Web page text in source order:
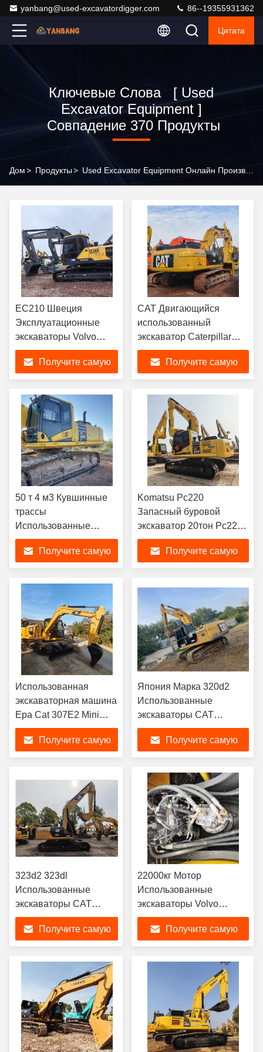
yanbang@used-excavatordigger.com 86--19355931362
Цитата
Ключевые Слова [ Used
Excavator Equipment ]
Совпадение 370 Продукты
Дом> Продукты>
EC210 Швеция
Эксплуатационные
экскаваторы Volvo
Среднее
использование
экскаваторного
оборудования 21тонна
Получите самую
CAT Двигающийся
использованный
экскаватор Caterpillar
330D2L Цилиндровый
кавальщикПолучите самую
50 т 4 м3 Кувшинные
трассы
Использованные
экскаваторы Komatsu
Тяжелое
использование
оборудования для
Получите самую
Komatsu Pc220
Запасный буровой
экскаватор 20тон Pc220-
8 Машины
Получите самую
Использованная
экскаваторная машина
Epa Cat 307E2 Mini
Hydraulic Tractor Digger
MachineПолучите самую
Япония Марка 320d2
Использованные
экскаваторы CAT
21100kg Использованное
оборудование
гидравлических
экскаваторов
Получите самую
323d2 323dl
Использованные
экскаваторы CAT
Тяжелая машина
22500kg
Использованная
экскаваторная машина
Получите самую
22000кг Мотор
Использованные
экскаваторы Volvo
EC220 Земляные
экскаваторы 22T
Получите самую